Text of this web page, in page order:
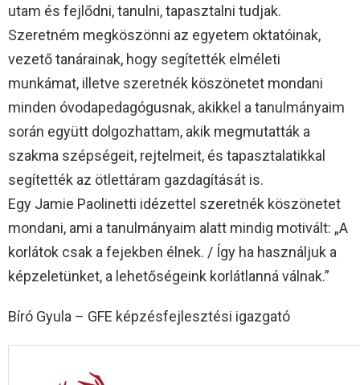
utam és fejlődni, tanulni, tapasztalni tudjak.
Szeretném megköszönni az egyetem oktatóinak,
vezető tanárainak, hogy segítették elméleti
munkámat, illetve szeretnék köszönetet mondani
minden óvodapedagógusnak, akikkel a tanulmányaim
során együtt dolgozhattam, akik megmutatták a
szakma szépségeit, rejtelmeit, és tapasztalatikkal
segítették az ötlettáram gazdagítását is.
Egy Jamie Paolinetti idézettel szeretnék köszönetet
mondani, ami a tanulmányaim alatt mindig motivált: „A
korlátok csak a fejekben élnek. / Így ha használjuk a
képzeletünket, a lehetőségeink korlátlanná válnak.”
Bíró Gyula – GFE képzésfejlesztési igazgató